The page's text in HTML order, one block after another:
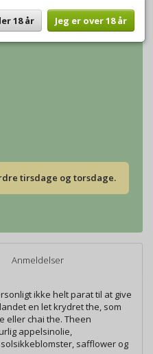
tirsdage og torsdage.
Anmeldelser
ikke helt parat til at give
en let krydret the, som
eller chai the. Theen
appelsinolie,
safflower og
18 år Jeg er over 18 år